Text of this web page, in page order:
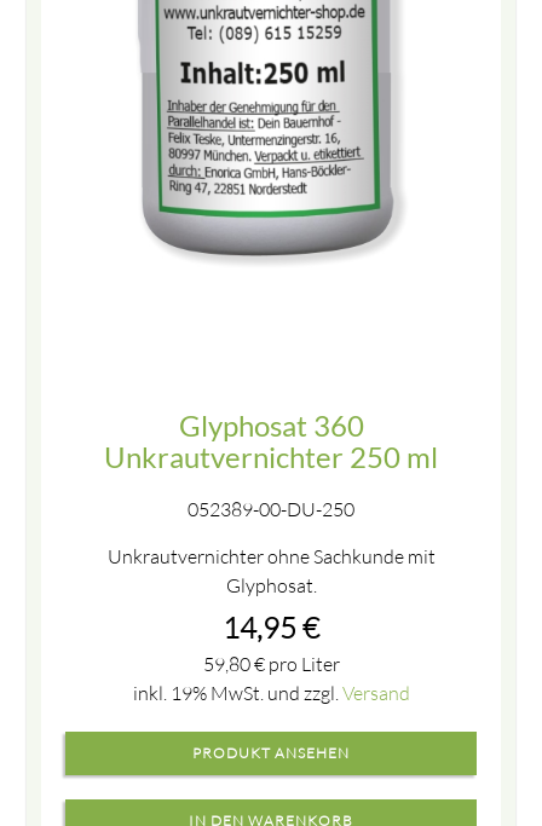
Glyphosat 360
Unkrautvernichter 250 ml
052389-00-DU-250
Unkrautvernichter ohne Sachkunde mit
Glyphosat.
14,95 €
59,80€pro Liter
inkl. 19% MwSt. und zzgl.Versand
PRODUKT ANSEHEN